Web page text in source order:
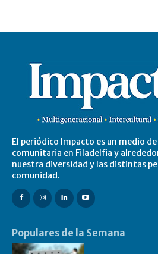
El periódico Impacto es un medio
comunitaria en Filadelfia y
nuestra diversidad y las distintas
comunidad.
Populares de la Semana